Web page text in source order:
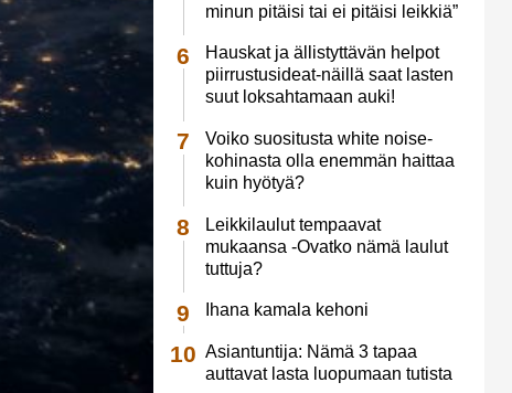
minun pitäisi tai ei pitäisi leikkiä”
Hauskat ja ällistyttävän helpot
piirrustusideat-näillä saat lasten
suut loksahtamaan auki!
Voiko suositusta white noise-
kohinasta olla enemmän haittaa
kuin hyötyä?
Leikkilaulut tempaavat
mukaansa -Ovatko nämä laulut
tuttuja?
Ihana kamala kehoni
Asiantuntija: Nämä 3 tapaa
auttavat lasta luopumaan tutista